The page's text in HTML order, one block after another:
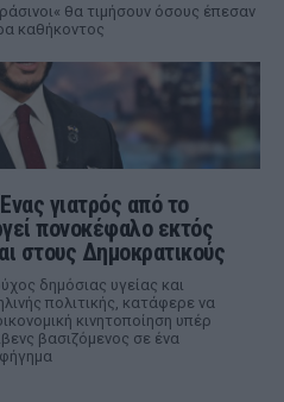
θα τιμήσουν όσους έπεσαν
καθήκοντος
γιατρός από το
πονοκέφαλο εκτός
στους Δημοκρατικούς
δημόσιας υγείας και
πολιτικής, κατάφερε να
κινητοποίηση υπέρ
βασιζόμενος σε ένα